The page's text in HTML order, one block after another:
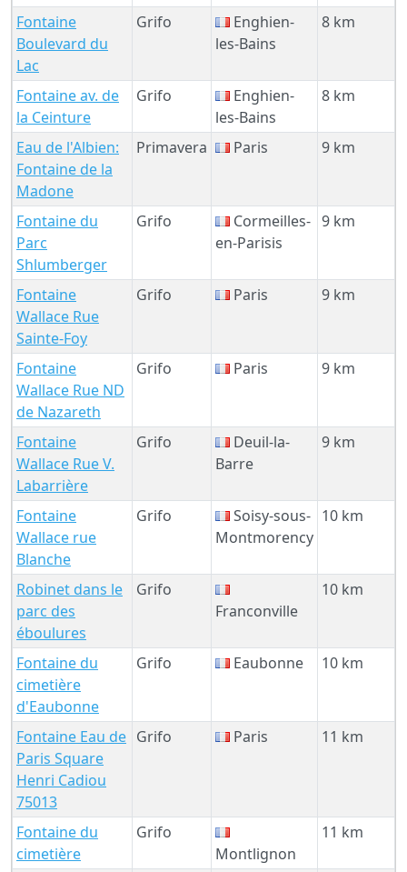
Fontaine
Boulevard du
Lac
Grifo
Enghien-
les-Bains
8 km
Fontaine av. de
la Ceinture
Grifo
Enghien-
les-Bains
8 km
Eau de l'Albien:
Fontaine de la
Madone
Primavera Paris 9 km
Fontaine du
Parc
Shlumberger
Grifo
Cormeilles-
en-Parisis
9 km
Fontaine
Wallace Rue
Sainte-Foy
Grifo Paris 9 km
Fontaine
Wallace Rue ND
de Nazareth
Grifo Paris 9 km
Fontaine
Wallace Rue V.
Labarrière
Grifo
Deuil-la-
Barre
9 km
Fontaine
Wallace rue
Blanche
Grifo
Soisy-sous-
Montmorency
10 km
Robinet dans le
parc des
éboulures
Grifo
Franconville
10 km
Fontaine du
cimetière
d'Eaubonne
Grifo Eaubonne 10 km
Fontaine Eau de
Paris Square
Henri Cadiou
75013
Grifo Paris 11 km
Fontaine du
cimetière
Grifo
Montlignon
11 km